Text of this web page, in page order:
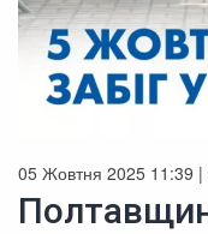
05 Жовтня 2025 11:39 |